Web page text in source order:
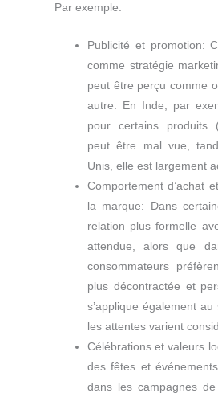
Par exemple:
Publicité et promotion:
comme stratégie
peut être perçu comme
autre. En Inde, par
pour certains produits
peut être mal vue,
Unis, elle est largement
Comportement d’achat
la marque: Dans
relation plus formelle
attendue, alors que
consommateurs
plus décontractée et
s’applique également
les attentes varient
Célébrations et valeurs
des fêtes et
dans les campagnes